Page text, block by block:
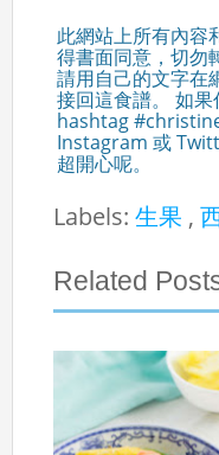
此網站上所有內容
得書面同意，切勿
請用自己的文字在
接回這食譜。 如
hashtag
Instagram 或
超開心呢。
Labels:生果 ,
Related